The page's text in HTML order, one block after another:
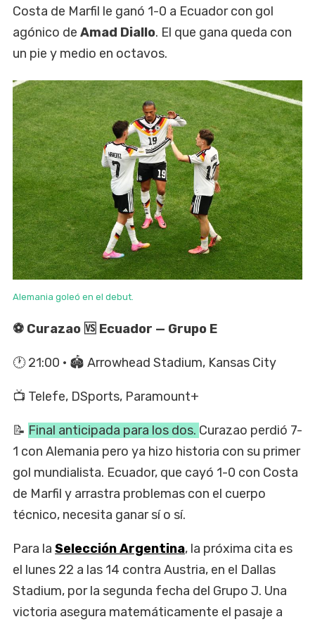
Costa de Marfil le ganó 1-0 a Ecuador con gol
agónico de Amad Diallo. El que gana queda con
un pie y medio en octavos.
Alemania goleó en el debut.
⚽ Curazao 🆚 Ecuador — Grupo E
🕐 21:00 · 🏟️ Arrowhead Stadium, Kansas City
📺 Telefe, DSports, Paramount+
📝 Final anticipada para los dos. Curazao perdió 7-
1 con Alemania pero ya hizo historia con su primer
gol mundialista. Ecuador, que cayó 1-0 con Costa
de Marfil y arrastra problemas con el cuerpo
técnico, necesita ganar sí o sí.
Para la Selección Argentina, la próxima cita es
el lunes 22 a las 14 contra Austria, en el Dallas
Stadium, por la segunda fecha del Grupo J. Una
victoria asegura matemáticamente el pasaje a